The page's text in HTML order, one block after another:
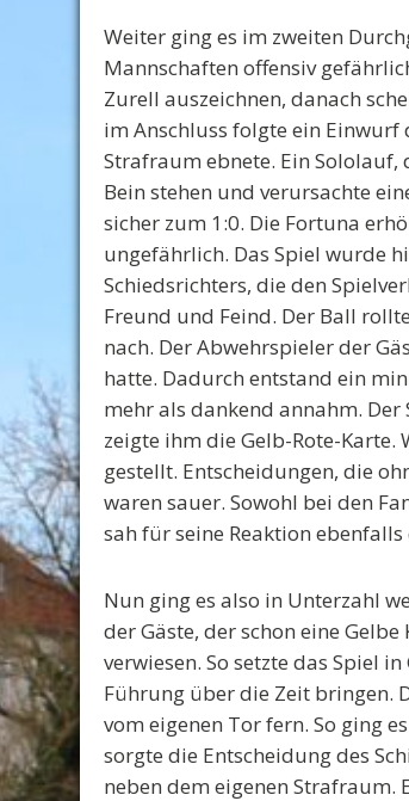
Weiter ging es im zweiten
Mannschaften offensiv
Zurell auszeichnen, danach
im Anschluss folgte ein Einwurf
Strafraum ebnete. Ein Sololauf,
Bein stehen und verursachte
sicher zum 1:0. Die Fortuna
ungefährlich. Das Spiel wurde
Schiedsrichters, die den
Freund und Feind. Der Ball
nach. Der Abwehrspieler der
hatte. Dadurch entstand ein
mehr als dankend annahm.
zeigte ihm die Gelb-Rote-Karte.
gestellt. Entscheidungen, die
waren sauer. Sowohl bei den
sah für seine Reaktion ebenfalls
Nun ging es also in Unterzahl
der Gäste, der schon eine
verwiesen. So setzte das Spiel
Führung über die Zeit bringen.
vom eigenen Tor fern. So ging
sorgte die Entscheidung des
neben dem eigenen Strafraum.